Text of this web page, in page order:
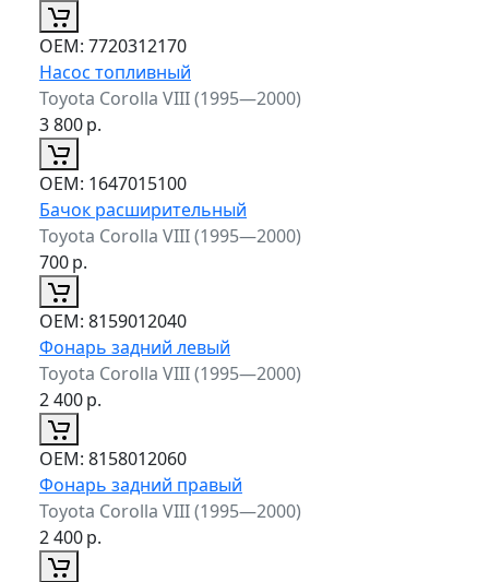
ОЕМ: 7720312170
Насос топливный
Toyota Corolla VIII (1995—2000)
3 800р.
ОЕМ: 1647015100
Бачок расширительный
Toyota Corolla VIII (1995—2000)
700р.
ОЕМ: 8159012040
Фонарь задний левый
Toyota Corolla VIII (1995—2000)
2 400р.
ОЕМ: 8158012060
Фонарь задний правый
Toyota Corolla VIII (1995—2000)
2 400р.